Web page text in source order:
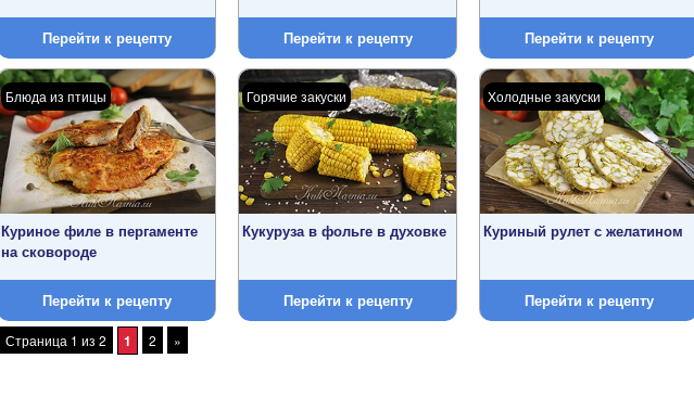
Перейти к рецепту Перейти к рецепту Перейти к рецепту
Перейти к рецепту
Куриное филе в пергаменте
на сковороде
Блюда из птицы
Перейти к рецепту
Кукуруза в фольге в духовке
Горячие закуски
Перейти к рецепту
Куриный рулет с желатином
Холодные закуски
Страница 1 из 2 1 2 »